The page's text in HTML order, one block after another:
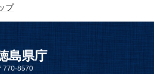
プ
島県庁
770-8570